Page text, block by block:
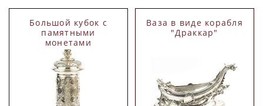
Большой кубок с
памятными
монетами
Ваза в виде корабля
"Драккар"